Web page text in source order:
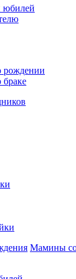
юбилей
рождении
браке
Мамины